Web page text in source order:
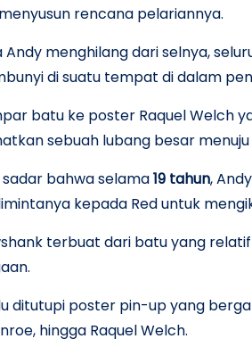
rencana pelariannya.
menghilang dari selnya,
di suatu tempat di dalam
batu ke poster Raquel Welch
sebuah lubang besar
bahwa selama19 tahun,
kepada Red untuk
terbuat dari batu yang
ditutupi poster pin-up yang
hingga Raquel Welch.